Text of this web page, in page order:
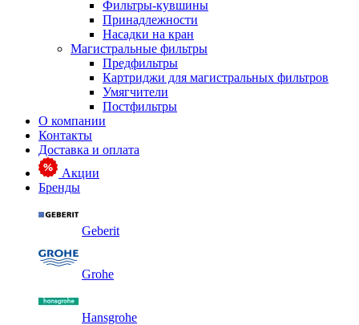
Фильтры-кувшины
Принадлежности
Насадки на кран
Магистральные фильтры
Предфильтры
Картриджи для магистральных фильтров
Умягчители
Постфильтры
О компании
Контакты
Доставка и оплата
Акции
Бренды
Geberit
Grohe
Hansgrohe